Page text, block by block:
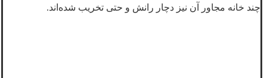
چند خانه مجاور آن نيز دچار رانش و حتی تخريب شده‌اند.